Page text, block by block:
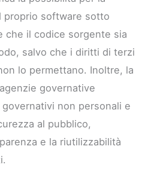
proprio software sotto
che il codice sorgente sia
salvo che i diritti di terzi
lo permettano. Inoltre, la
governative
non personali e
al pubblico,
e la riutilizzabilità